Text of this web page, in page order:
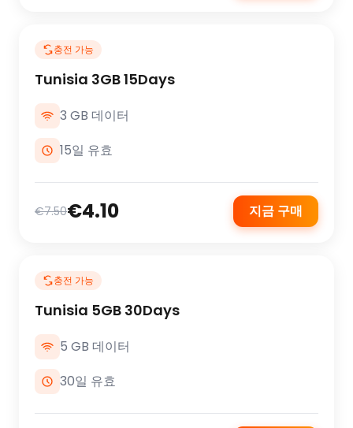
충전 가능
Tunisia 3GB 15Days
3 GB 데이터
15일 유효
€7.50€4.10 지금 구매
충전 가능
Tunisia 5GB 30Days
5 GB 데이터
30일 유효